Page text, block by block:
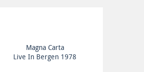
Magna Carta
Live In Bergen 1978